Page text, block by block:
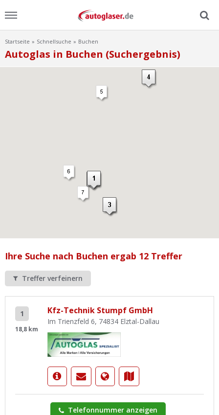
Home
Werkstatt Login
Startseite Schnellsuche Buchen
Autoglas in Buchen (Suchergebnis)
Ihre Suche nach Buchen ergab 12 Treffer
Treffer verfeinern
1
18,8 km
Kfz-Technik Stumpf GmbH
Im Trienzfeld 6, 74834 Elztal-Dallau
Telefonnummer anzeigen